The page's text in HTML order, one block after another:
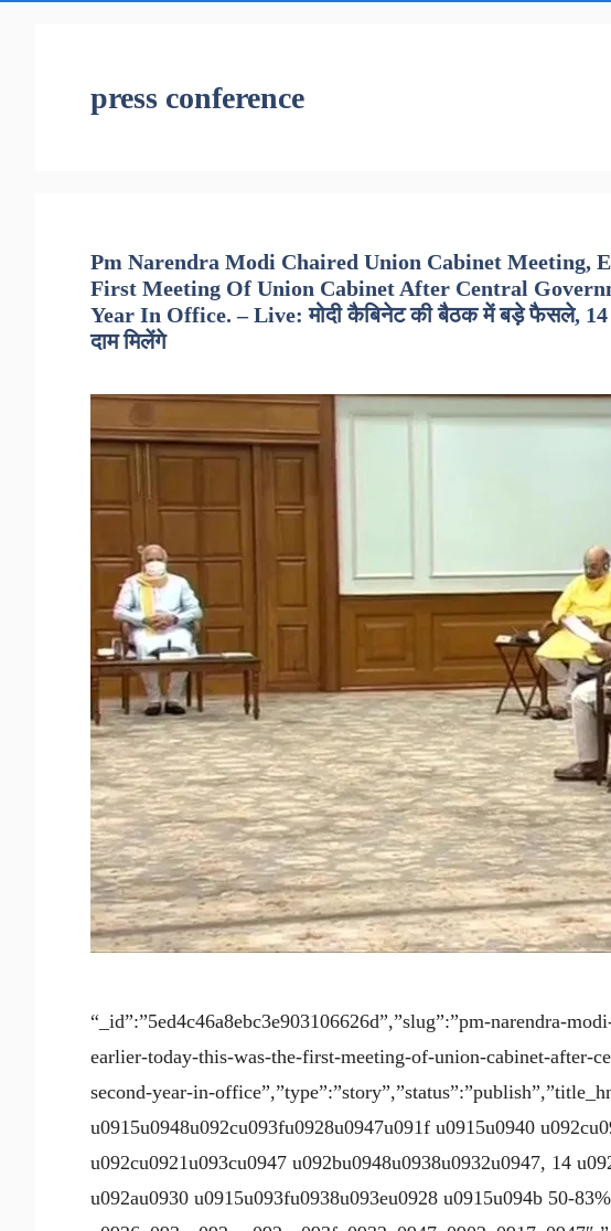
press conference
Pm Narendra Modi Chaired Union Cabinet Meeting,
First Meeting Of Union Cabinet After Central
Year In Office. – Live: मोदी कैबिनेट की बैठक में बड़े फैसले, 14
दाम मिलेंगे
“_id”:”5ed4c46a8ebc3e903106626d”,”slug”:”pm-narendra-
earlier-today-this-was-the-first-meeting-of-union-cabinet-after-
second-year-in-
u0915u0948u092cu093fu0928u0947u091f u0915u0940
u092cu0921u093cu0947 u092bu0948u0938u0932u0947, 14
u092au0930 u0915u093fu0938u093eu0928 u0915u094b 50-